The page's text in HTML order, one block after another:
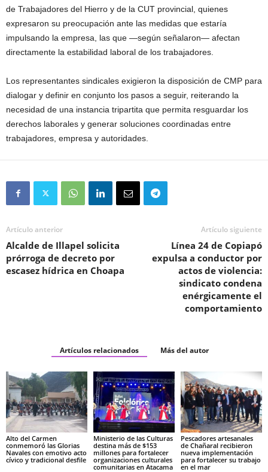
de Trabajadores del Hierro y de la CUT provincial, quienes
expresaron su preocupación ante las medidas que estaría
impulsando la empresa, las que —según señalaron— afectan
directamente la estabilidad laboral de los trabajadores.
Los representantes sindicales exigieron la disposición de CMP para
dialogar y definir en conjunto los pasos a seguir, reiterando la
necesidad de una instancia tripartita que permita resguardar los
derechos laborales y generar soluciones coordinadas entre
trabajadores, empresa y autoridades.
Artículo anterior
Alcalde de Illapel solicita
prórroga de decreto por
escasez hídrica en Choapa
Artículo siguiente
Línea 24 de Copiapó
expulsa a conductor por
actos de violencia:
sindicato condena
enérgicamente el
comportamiento
Artículos relacionados Más del autor
Alto del Carmen
conmemoró las Glorias
Navales con emotivo acto
cívico y tradicional desfile
Ministerio de las Culturas
destina más de $153
millones para fortalecer
organizaciones culturales
comunitarias en Atacama
Pescadores artesanales
de Chañaral recibieron
nueva implementación
para fortalecer su trabajo
en el mar